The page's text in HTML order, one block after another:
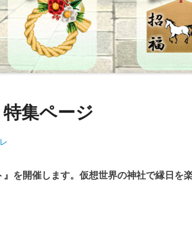
集ページ
を開催します。仮想世界の神社で縁日を